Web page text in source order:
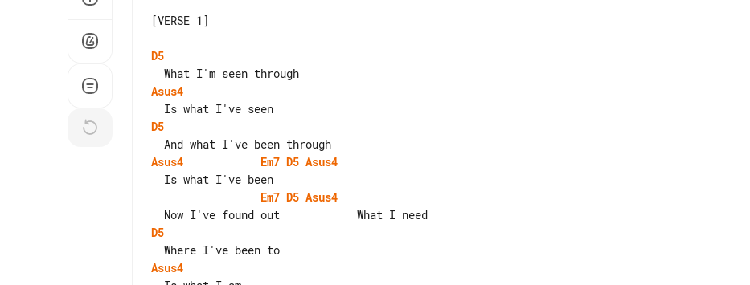
[VERSE 1]
D5
Asus4
D5
Asus4
Em7 D5 Asus4
Em7 D5 Asus4
D5
Asus4